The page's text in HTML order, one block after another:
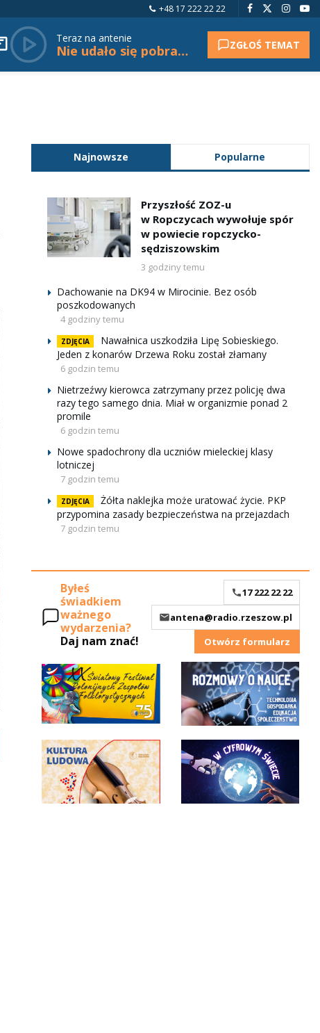
+48 17 222 22 22
Teraz na antenie
Nie udało się pobrać tytułu. ZGŁOŚ TEMAT
Najnowsze Popularne
Przyszłość ZOZ-u
w Ropczycach wywołuje spór
w powiecie ropczycko-
sędziszowskim
3 godziny temu
Dachowanie na DK94 w Mirocinie. Bez osób
poszkodowanych
4 godziny temu
ZDJĘCIA
Nawałnica uszkodziła Lipę Sobieskiego.
Jeden z konarów Drzewa Roku został złamany
6 godzin temu
Nietrzeźwy kierowca zatrzymany przez policję dwa
razy tego samego dnia. Miał w organizmie ponad 2
promile
6 godzin temu
Nowe spadochrony dla uczniów mieleckiej klasy
lotniczej
7 godzin temu
ZDJĘCIA
Żółta naklejka może uratować życie. PKP
przypomina zasady bezpieczeństwa na przejazdach
7 godzin temu
Byłeś
świadkiem
ważnego
wydarzenia?
Daj nam znać!
17 222 22 22
antena@radio.rzeszow.pl
Otwórz formularz